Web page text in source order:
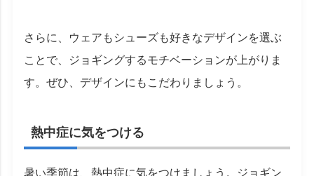
さらに、ウェアもシューズも好きなデザインを選ぶ
ことで、ジョギングするモチベーションが上がりま
す。ぜひ、デザインにもこだわりましょう。
熱中症に気をつける
暑い季節は、熱中症に気をつけましょう。ジョギン